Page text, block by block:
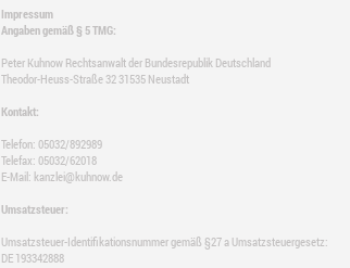
Impressum
Angaben gemäß § 5 TMG:
Peter Kuhnow Rechtsanwalt der Bundesrepublik Deutschland
Theodor-Heuss-Straße 32 31535 Neustadt
Kontakt:
Telefon: 05032/892989
Telefax: 05032/62018
E-Mail: kanzlei@kuhnow.de
Umsatzsteuer:
Umsatzsteuer-Identifikationsnummer gemäß §27 a Umsatzsteuergesetz:
DE 193342888